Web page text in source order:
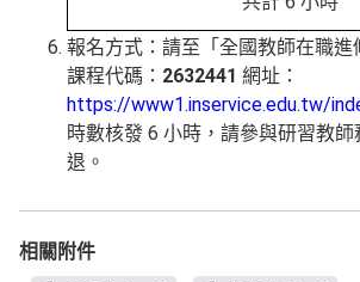
報名方式：請至「全國教師在職進
課程代碼： 2632441 網址：
https://www1.inservice.edu.tw/
時數核發 6 小時，請參與研習教
退。
相關附件